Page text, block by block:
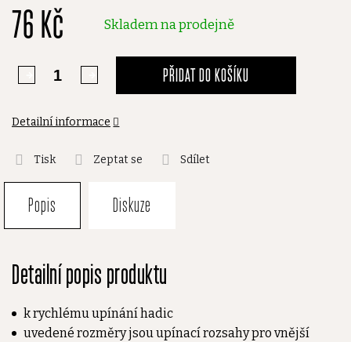
76 Kč Skladem na prodejně
PŘIDAT DO KOŠÍKU
Detailní informace
Tisk Zeptat se Sdílet
Popis Diskuze
Detailní popis produktu
k rychlému upínání hadic
uvedené rozměry jsou upínací rozsahy pro vnější